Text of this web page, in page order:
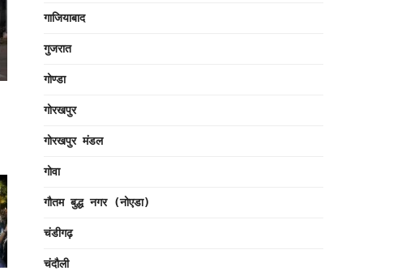
गाजियाबाद
गुजरात
गोण्डा
गोरखपुर
गोरखपुर मंडल
गोवा
गौतम बुद्ध नगर (नोएडा)
चंडीगढ़
चंदौली